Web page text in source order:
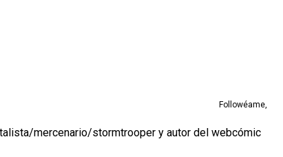
Followéame,
mercenario/stormtrooper y autor del webcómic